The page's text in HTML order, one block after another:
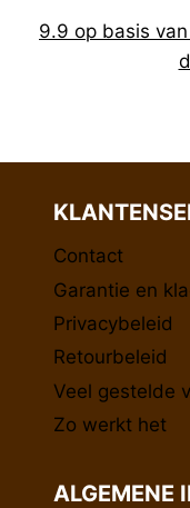
9.9 op basis
Contact
Garantie en
Privacybeleid
Retourbeleid
Veel gestelde
Zo werkt het
ALGEMENE